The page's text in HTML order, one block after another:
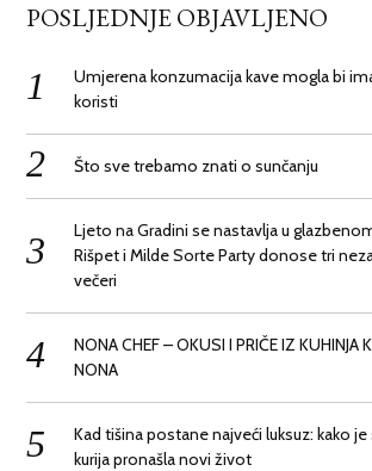
POSLJEDNJE OBJAVLJENO
Umjerena konzumacija kave mogla bi
koristi
Što sve trebamo znati o sunčanju
Ljeto na Gradini se nastavlja u
Rišpet i Milde Sorte Party donose tri
večeri
NONA CHEF – OKUSI I PRIČE IZ KUHINJA
NONA
Kad tišina postane najveći luksuz: kako
kurija pronašla novi život